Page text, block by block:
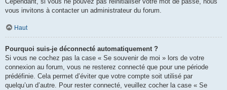
vous invitons à contacter un administrateur du forum.
Haut
Pourquoi suis-je déconnecté automatiquement ?
Si vous ne cochez pas la case « Se souvenir de moi » lors de votre
connexion au forum, vous ne resterez connecté que pour une période
prédéfinie. Cela permet d’éviter que votre compte soit utilisé par
quelqu’un d’autre. Pour rester connecté, veuillez cocher la case « Se